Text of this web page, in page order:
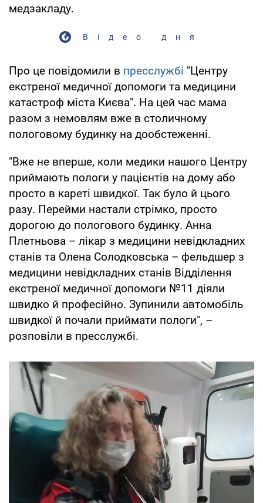
медзакладу.
Відео дня
Про це повідомили в пресслужбі "Центру
екстреної медичної допомоги та медицини
катастроф міста Києва". На цей час мама
разом з немовлям вже в столичному
пологовому будинку на дообстеженні.
"Вже не вперше, коли медики нашого Центру
приймають пологи у пацієнтів на дому або
просто в кареті швидкої. Так було й цього
разу. Перейми настали стрімко, просто
дорогою до пологового будинку. Анна
Плетньова – лікар з медицини невідкладних
станів та Олена Солодковська – фельдшер з
медицини невідкладних станів Відділення
екстреної медичної допомоги №11 діяли
швидко й професійно. Зупинили автомобіль
швидкої й почали приймати пологи", –
розповіли в пресслужбі.